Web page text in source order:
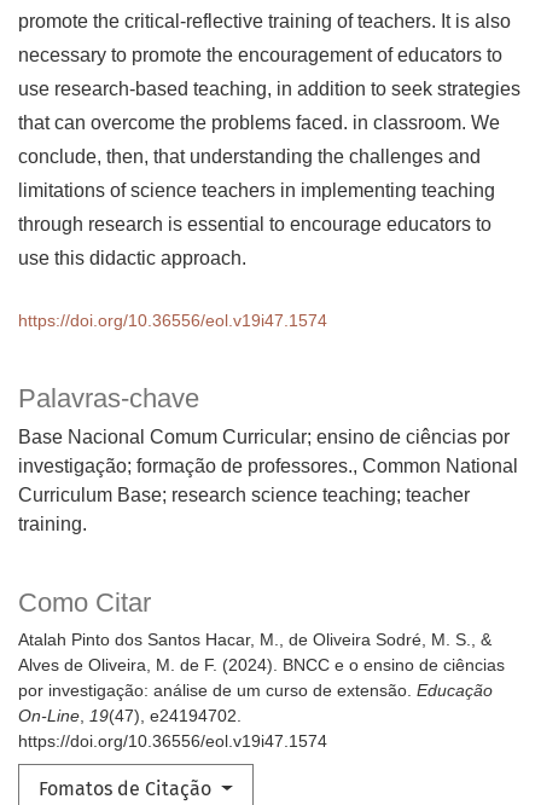
Palavras-chave
Base Nacional Comum Curricular; ensino de ciências por
investigação; formação de professores. Common National
Curriculum Base; research science teaching; teacher
training.
Como Citar
Atalah Pinto dos Santos Hacar, M., de Oliveira Sodré, M. S., &
Alves de Oliveira, M. de F. (2024). BNCC e o ensino de ciências
por investigação: análise de um curso de extensão. Educação
On-Line, 19(47), e24194702.
https://doi.org/10.36556/eol.v19i47.1574
Fomatos de Citação
promote the critical-reflective training of teachers. It is also
necessary to promote the encouragement of educators to
use research-based teaching, in addition to seek strategies
that can overcome the problems faced. in classroom. We
conclude, then, that understanding the challenges and
limitations of science teachers in implementing teaching
through research is essential to encourage educators to
use this didactic approach.
https://doi.org/10.36556/eol.v19i47.1574